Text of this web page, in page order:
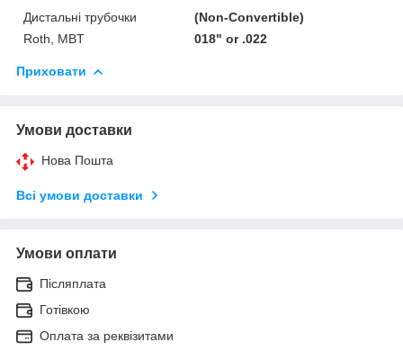
Дистальні трубочки
(Non-Convertible)
Roth, MBT
018" or .022
Приховати
Умови доставки
Нова Пошта
Всі умови доставки
Умови оплати
Післяплата
Готівкою
Оплата за реквізитами